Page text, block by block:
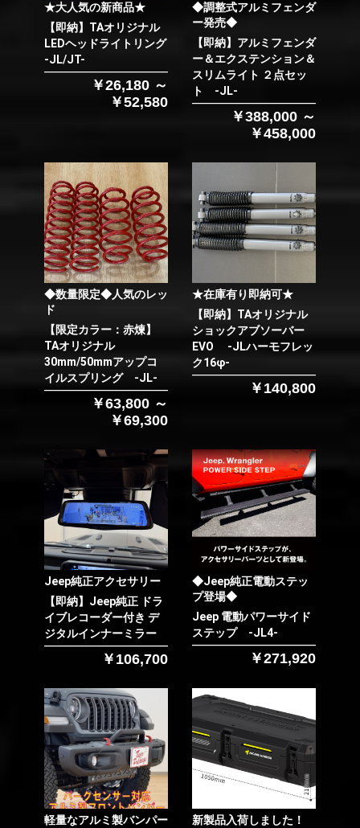
お買い物を続ける カートへ進む
★大人気の新商品★
【即納】TAオリジナル
LEDヘッドライトリング
-JL/JT-
￥26,180 ～
￥52,580
◆調整式アルミフェンダ
ー発売◆
【即納】アルミフェンダ
ー＆エクステンション＆
スリムライト ２点セッ
ト -JL-
￥388,000 ～
￥458,000
◆数量限定◆人気のレッ
ド
【限定カラー：赤煉】
TAオリジナル
30mm/50mmアップコ
イルスプリング -JL-
￥63,800 ～
￥69,300
★在庫有り即納可★
【即納】TAオリジナル
ショックアブソーバー
EVO -JLハーモフレッ
ク16φ-
￥140,800
Jeep純正アクセサリー
【即納】Jeep純正 ドラ
イブレコーダー付き デ
ジタルインナーミラー
￥106,700
◆Jeep純正電動ステッ
プ登場◆
Jeep 電動パワーサイド
ステップ -JL4-
￥271,920
軽量なアルミ製バンパー
新製品入荷しました！